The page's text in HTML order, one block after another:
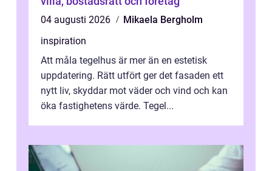
04 augusti 2026
Mikaela Bergholm
inspiration
Att måla tegelhus är mer än en estetisk
uppdatering. Rätt utfört ger det fasaden ett
nytt liv, skyddar mot väder och vind och kan
öka fastighetens värde. Tegel...